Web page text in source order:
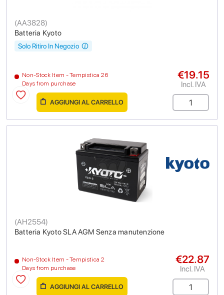
Batteria Kyoto
(AA3828)
Non-Stock Item - Tempistica 26
Days from purchase
Solo Ritiro In Negozio
€19.15
Incl. IVA
AGGIUNGI AL CARRELLO
Batteria Kyoto SLA AGM Senza manutenzione
(AH2554)
Non-Stock Item - Tempistica 2
Days from purchase
€22.87
Incl. IVA
AGGIUNGI AL CARRELLO